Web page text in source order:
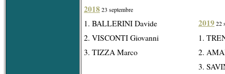
2018 23 septembre
1. BALLERINI Davide
2. VISCONTI Giovanni
3. TIZZA Marco
2019 22
1.
2.
3.